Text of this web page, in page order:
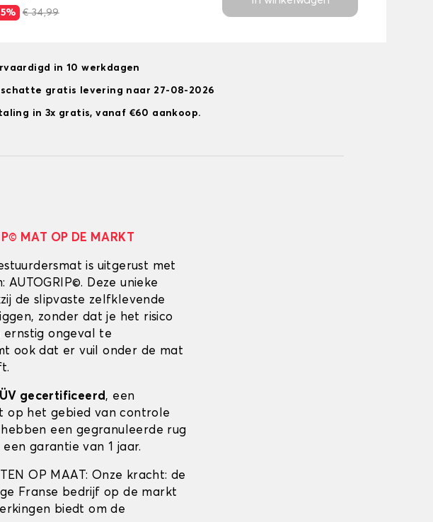
€ 34,99
in 10 werkdagen
gratis levering naar 27-08-2026
in 3x gratis, vanaf €60 aankoop.
MAT OP DE MARKT
is uitgerust met
Deze unieke
de slipvaste zelfklevende
zonder dat je het risico
ongeval te
ook dat er vuil onder de mat
gecertificeerd, een
op het gebied van controle
een gegranuleerde rug
garantie van 1 jaar.
OP MAAT: Onze kracht: de
Franse bedrijf op de markt
biedt om de